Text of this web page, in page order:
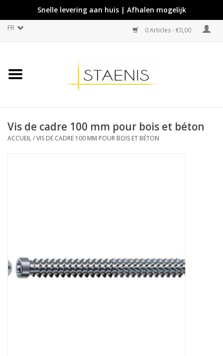
Snelle levering aan huis | Afhalen mogelijk
FR 0 Articles - €0,00
Vis de cadre 100 mm pour bois et béton
ACCUEIL/VIS DE CADRE 100 MM POUR BOIS ET BÉTON